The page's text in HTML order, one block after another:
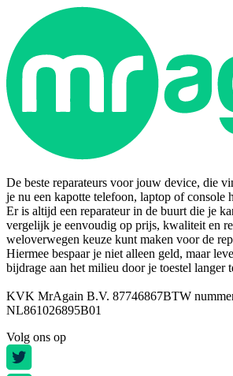
De beste reparateurs voor jouw device, die
je nu een kapotte telefoon, laptop of console
Er is altijd een reparateur in de buurt die je
vergelijk je eenvoudig op prijs, kwaliteit en
weloverwegen keuze kunt maken voor de
Hiermee bespaar je niet alleen geld, maar
bijdrage aan het milieu door je toestel langer
KVK MrAgain B.V. 87746867BTW
NL861026895B01
Volg ons op